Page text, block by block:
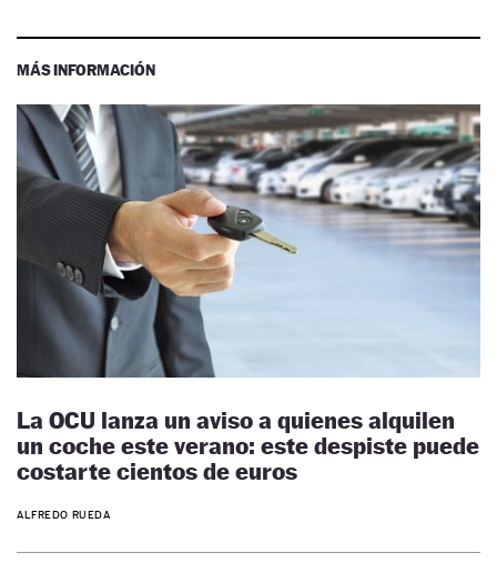
MÁS INFORMACIÓN
La OCU lanza un aviso a quienes alquilen
un coche este verano: este despiste puede
costarte cientos de euros
ALFREDO RUEDA